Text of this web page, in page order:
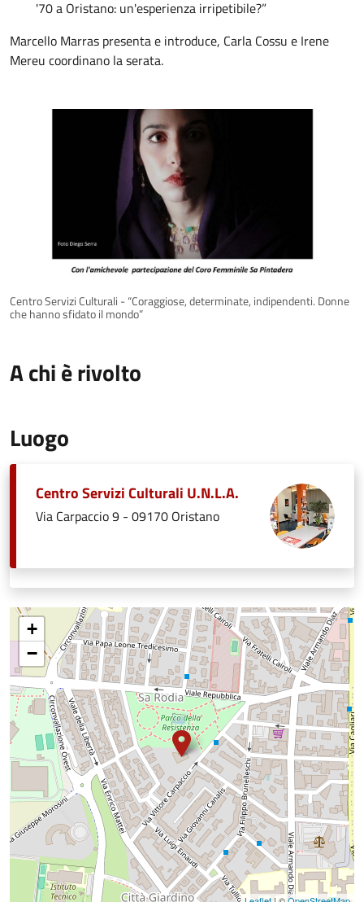
'70 a Oristano: un'esperienza irripetibile?”
Marcello Marras presenta e introduce, Carla Cossu e Irene
Mereu coordinano la serata.
Centro Servizi Culturali - “Coraggiose, determinate, indipendenti. Donne
che hanno sfidato il mondo”
A chi è rivolto
Luogo
Centro Servizi Culturali U.N.L.A.
Via Carpaccio 9 - 09170 Oristano
+
−